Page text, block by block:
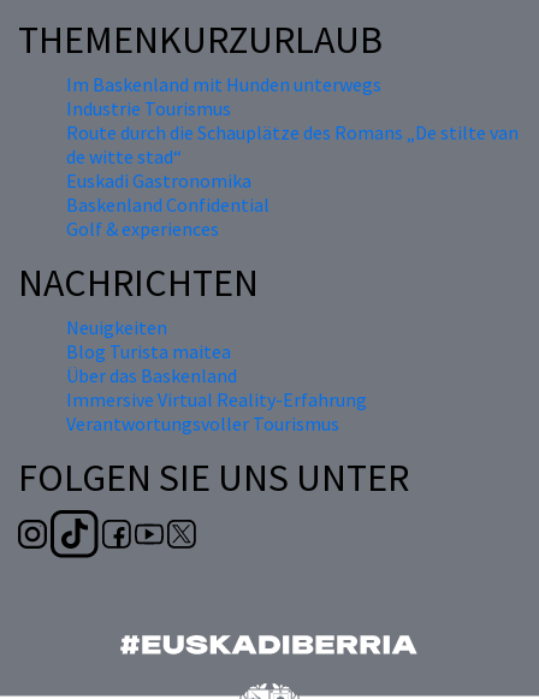
THEMENKURZURLAUB
Im Baskenland mit Hunden unterwegs
Industrie Tourismus
Route durch die Schauplätze des Romans „De stilte van
de witte stad“
Euskadi Gastronomika
Baskenland Confidential
Golf & experiences
NACHRICHTEN
Neuigkeiten
Blog Turista maitea
Über das Baskenland
Immersive Virtual Reality-Erfahrung
Verantwortungsvoller Tourismus
FOLGEN SIE UNS UNTER